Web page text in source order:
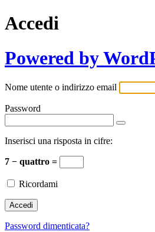
Accedi
Powered by
Nome utente o indirizzo email
Password
Inserisci una risposta in cifre:
7 − quattro =
Ricordami
Password dimenticata?